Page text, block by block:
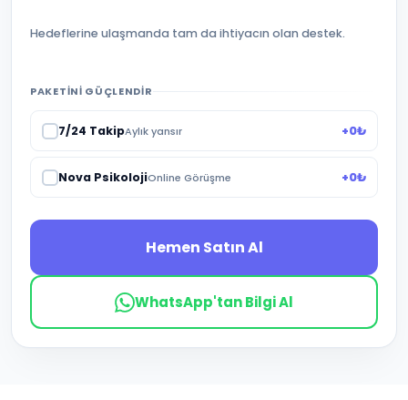
Hedeflerine ulaşmanda tam da ihtiyacın olan destek.
PAKETINI GÜÇLENDIR
7/24 TakipAylık yansır +0₺
Nova PsikolojiOnline Görüşme +0₺
Hemen Satın Al
WhatsApp'tan Bilgi Al